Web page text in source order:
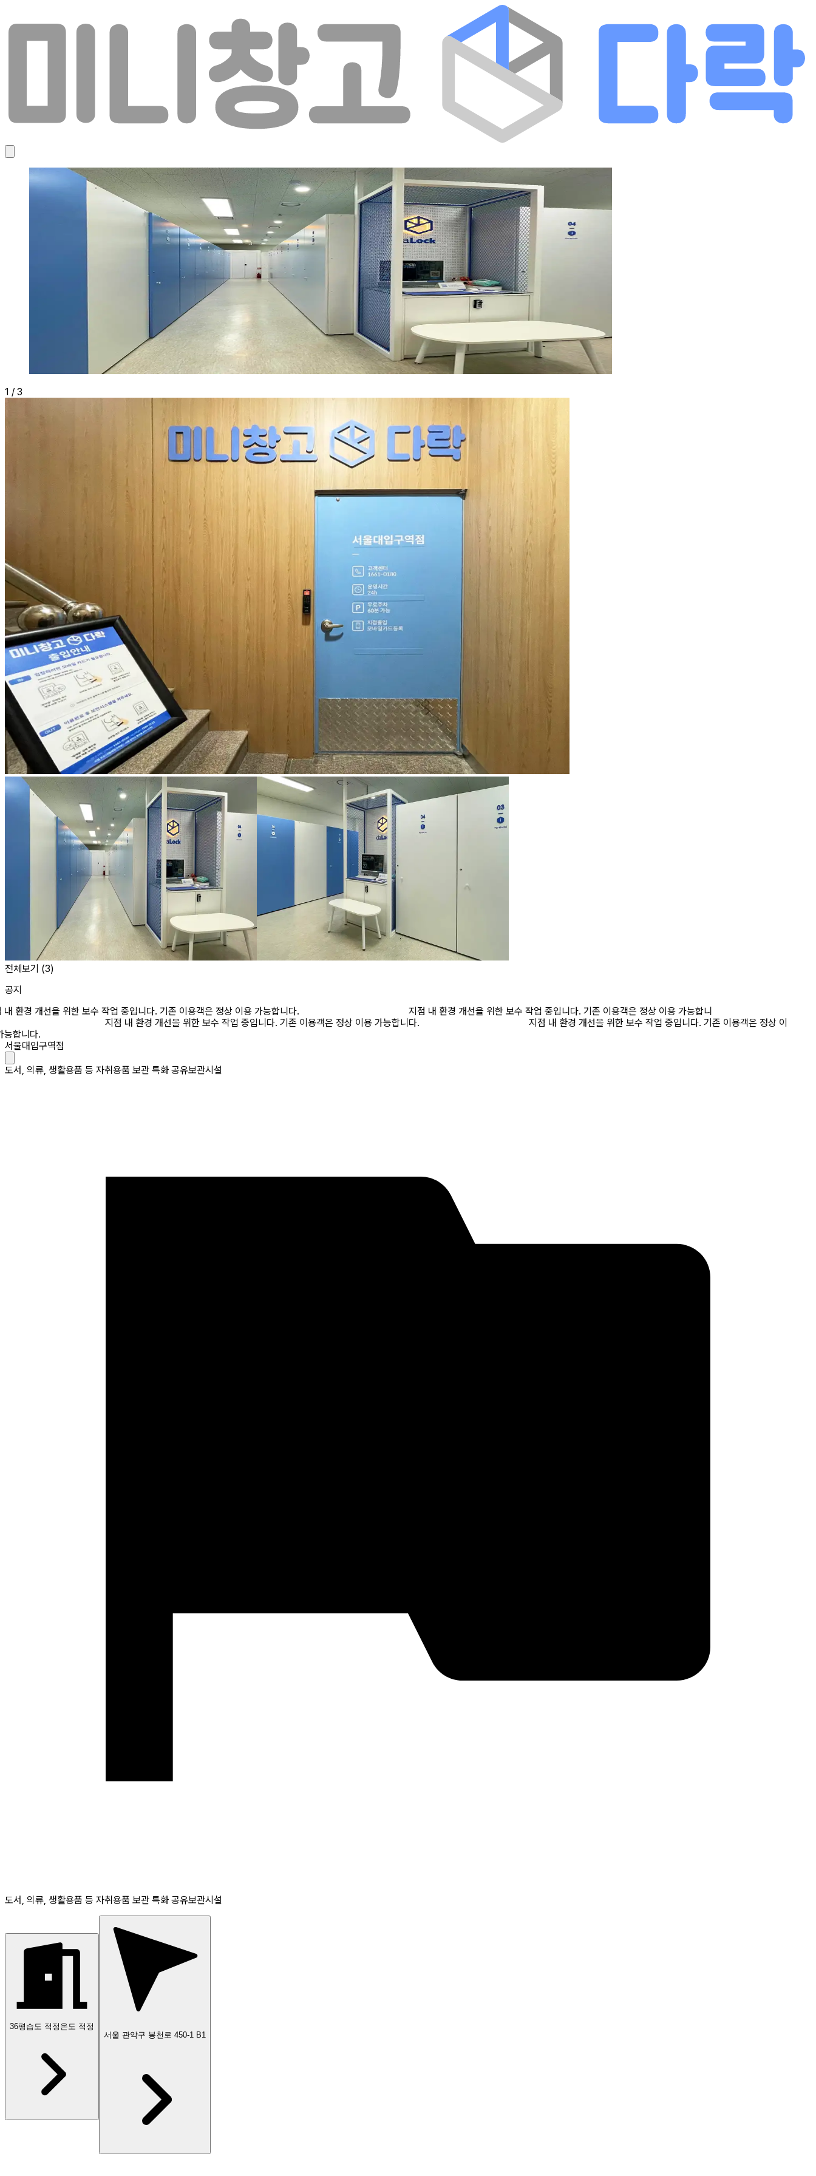
1 / 3
전체보기 (3)
공지
경 개선을 위한 보수 작업 중입니다. 기존 이용객은 정상 이용 가능합니다.
지점 내 환경 개선을 위한 보수 작업 중입니다. 기존 이용객은 정상 이용 가능합니
지점 내 환경 개선을 위한 보수 작업 중입니다. 기존 이용객은 정상 이용 가능합니다.
지점 내 환경 개선을 위한 보수 작업 중입니다. 기존 이용객은 정상 이
니다.
서울대입구역점
도서, 의류, 생활용품 등 자취용품 보관 특화 공유보관시설
도서, 의류, 생활용품 등 자취용품 보관 특화 공유보관시설
36평 습도 적정 온도 적정
서울 관악구 봉천로 450-1 B1